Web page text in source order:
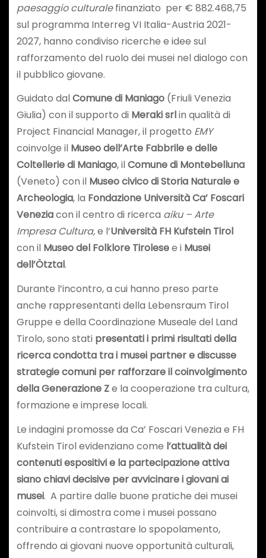
paesaggio culturalefinanziato per € 882.468,75
sul programma Interreg VI Italia-Austria 2021-
2027, hanno condiviso ricerche e idee sul
rafforzamento del ruolo dei musei nel dialogo con
il pubblico giovane.
Guidato dalComune di Maniago(Friuli Venezia
Giulia) con il supporto di Meraki srlin qualità di
Project Financial Manager, il progetto EMY
coinvolge il Museo dell’Arte Fabbrile e delle
Coltellerie di Maniago, ilComune di Montebelluna
(Veneto) con il Museo civico di Storia Naturale e
Archeologia, la Fondazione Università Ca’ Foscari
Veneziacon il centro di ricerca aiku – Arte
Impresa Cultura,e l’Università FH Kufstein Tirol
con il Museo del Folklore Tirolesee i Musei
dell’Ötztal.
Durante l’incontro, a cui hanno preso parte
anche rappresentanti della Lebensraum Tirol
Gruppe e della Coordinazione Museale del Land
Tirolo, sono stati presentati i primi risultati della
ricerca condotta tra i musei partner e discusse
strategie comuni per rafforzare il coinvolgimento
della Generazione Ze la cooperazione tra cultura,
formazione e imprese locali.
Le indagini promosse da Ca’ Foscari Venezia e FH
Kufstein Tirol evidenziano come l’attualità dei
contenuti espositivi e la partecipazione attiva
siano chiavi decisive per avvicinare i giovani ai
musei. A partire dalle buone pratiche dei musei
coinvolti, si dimostra come i musei possano
contribuire a contrastare lo spopolamento,
offrendo ai giovani nuove opportunità culturali,